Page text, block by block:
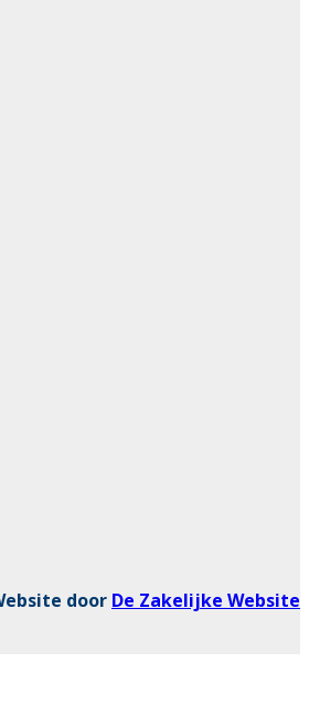
door De Zakelijke Website